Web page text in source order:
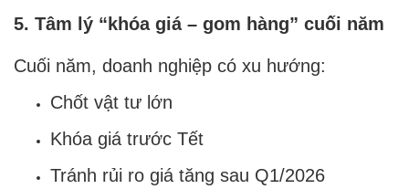
5. Tâm lý “khóa giá – gom hàng” cuối năm
Cuối năm, doanh nghiệp có xu hướng:
Chốt vật tư lớn
Khóa giá trước Tết
Tránh rủi ro giá tăng sau Q1/2026